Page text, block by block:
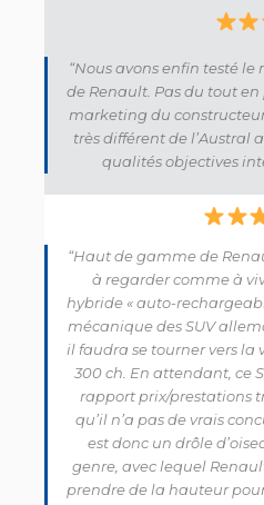
“Nous avons enfin testé
de Renault. Pas du tout en
marketing du
très différent de l’Austral
qualités objectives
“Haut de gamme de
à regarder comme à
hybride « auto-
mécanique des SUV
il faudra se tourner vers
300 ch. En attendant, ce
rapport prix/prestations
qu’il n’a pas de vrais
est donc un drôle
genre, avec lequel
prendre de la hauteur